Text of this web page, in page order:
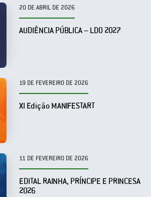
20 DE ABRIL DE 2026
AUDIÊNCIA PÚBLICA – LDO 2027
19 DE FEVEREIRO DE 2026
XI Edição MANIFESTART
11 DE FEVEREIRO DE 2026
EDITAL RAINHA, PRÍNCIPE E PRINCESA
2026